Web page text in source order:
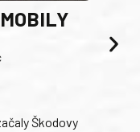
Škodovy